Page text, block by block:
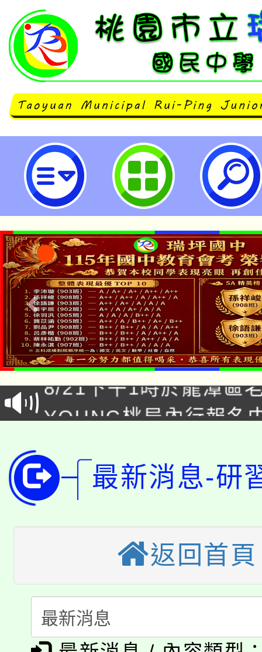
國立臺灣海洋大學辦理「115年度
證暨展延研習班」-桃園市立瑞坪
「本色祭」8/29、30在
場熱烈登場!
徵才活動。
YOUNG桃局內行報名
開!
115年桃園市運動會8/
田徑場及游泳池舉行。
桃園市低收入戶享有免
視費優惠，中低收入戶
半價優惠，詳情可洽有
者。
大園自造教育及科技中
份教師增能研習
大溪自造教育及科技
份教師研習
淨零綠生活教案入校路
會
115年食農教育專業人
程
「本色祭」8/29、30在
最新消息-研
返回首頁